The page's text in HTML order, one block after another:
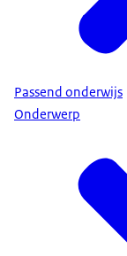
Passend onderwijs
Onderwerp